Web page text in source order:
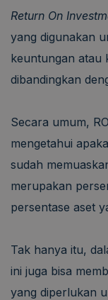
Return On
yang digunakan
keuntungan atau
dibandingkan
Secara umum,
mengetahui
sudah
merupakan
persentase aset
Tak hanya itu,
ini juga bisa
yang diperlukan